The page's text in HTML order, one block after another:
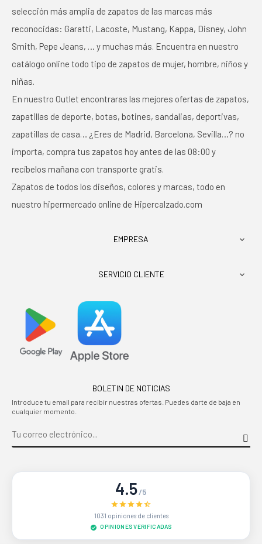
selección más amplia de zapatos de las marcas más
reconocidas: Garatti, Lacoste, Mustang, Kappa, Disney, John
Smith, Pepe Jeans, … y muchas más. Encuentra en nuestro
catálogo online todo tipo de zapatos de mujer, hombre, niños y
niñas.
En nuestro Outlet encontraras las mejores ofertas de zapatos,
zapatillas de deporte, botas, botines, sandalias, deportivas,
zapatillas de casa… ¿Eres de Madrid, Barcelona, Sevilla…? no
importa, compra tus zapatos hoy antes de las 08:00 y
recíbelos mañana con transporte gratis.
Zapatos de todos los diseños, colores y marcas, todo en
nuestro hipermercado online de Hipercalzado.com
EMPRESA 
SERVICIO CLIENTE 
BOLETIN DE NOTICIAS
Introduce tu email para recibir nuestras ofertas. Puedes darte de baja en
cualquier momento.
4.5/5
1031 opiniones de clientes
OPINIONES VERIFICADAS